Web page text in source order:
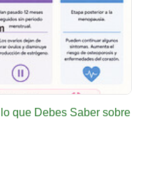
que Debes Saber sobre